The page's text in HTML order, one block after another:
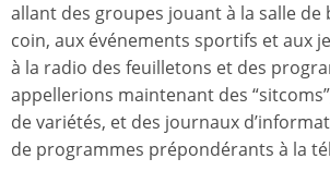
allant des groupes jouant à la salle de
coin, aux événements sportifs et aux
à la radio des feuilletons et des
appellerions maintenant des
de variétés, et des journaux
de programmes prépondérants à la